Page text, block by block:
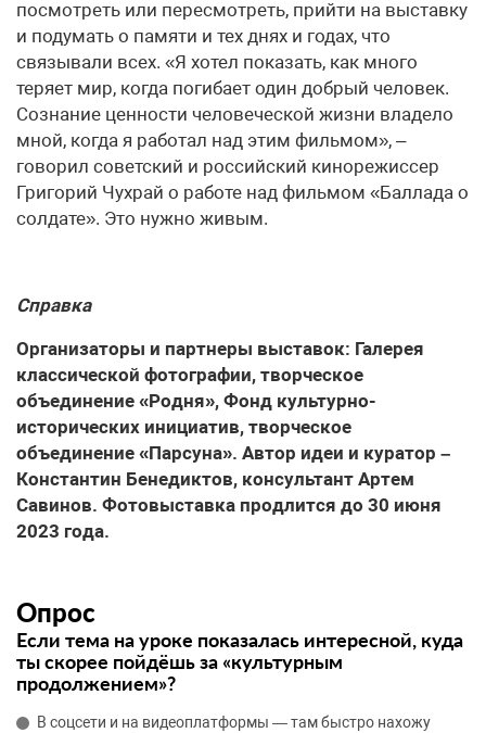
посмотреть или пересмотреть, прийти на выставку
и подумать о памяти и тех днях и годах, что
связывали всех. «Я хотел показать, как много
теряет мир, когда погибает один добрый человек.
Сознание ценности человеческой жизни владело
мной, когда я работал над этим фильмом», –
говорил советский и российский кинорежиссер
Григорий Чухрай о работе над фильмом «Баллада о
солдате». Это нужно живым.
Справка
Организаторы и партнеры выставок: Галерея
классической фотографии, творческое
объединение «Родня», Фонд культурно-
исторических инициатив, творческое
объединение «Парсуна». Автор идеи и куратор –
Константин Бенедиктов, консультант Артем
Савинов. Фотовыставка продлится до 30 июня
2023 года.
Опрос
Если тема на уроке показалась интересной, куда
ты скорее пойдёшь за «культурным
продолжением»?
В соцсети и на видеоплатформы — там быстро нахожу